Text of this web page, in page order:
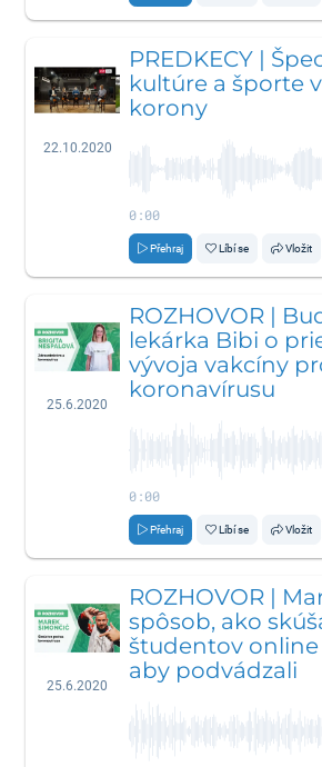
22.10.2020
PREDKECY |
kultúre a športe
korony
0:00
Přehraj Líbí se Vložit
25.6.2020
ROZHOVOR |
lekárka Bibi o
vývoja vakcíny
koronavírusu
0:00
Přehraj Líbí se Vložit
25.6.2020
ROZHOVOR |
spôsob, ako
študentov online
aby podvádzali